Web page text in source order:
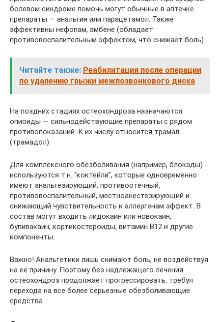
болевом синдроме помочь могут обычные в аптечке
препараты — анальгин или парацетамол. Также
эффективны нефопам, амбене (обладает
противовоспалительным эффектом, что снижает боль).
Читайте также: Реабилитация после операции
по удалению грыжи межпозвонкового диска
На поздних стадиях остеохондроза назначаются
опиоиды — сильнодействующие препараты с рядом
противопоказаний. К их числу относится трамал
(трамадол).
Для комплексного обезболивания (например, блокады)
используются т.н. “коктейли”, которые одновременно
имеют анальгезирующий, противоотечный,
противовоспалительный, местноанестезирующий и
снижающий чувствительность к аллергенам эффект. В
состав могут входить лидокаин или новокаин,
бупивакаин, кортикостероиды, витамин В12 и другие
компоненты.
Важно! Анальгетики лишь снимают боль, не воздействуя
на ее причину. Поэтому без надлежащего лечения
остеохондроз продолжает прогрессировать, требуя
перехода на все более серьезные обезболивающие
средства.